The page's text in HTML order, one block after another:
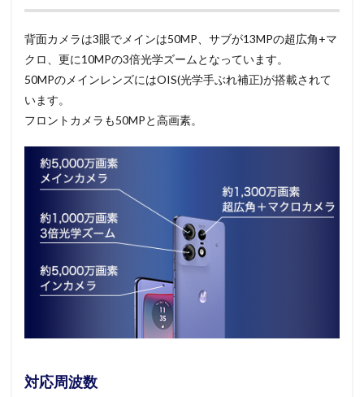
背面カメラは3眼でメインは50MP、サブが13MPの超広角+マ
クロ、更に10MPの3倍光学ズームとなっています。
50MPのメインレンズにはOIS(光学手ぶれ補正)が搭載されて
います。
フロントカメラも50MPと高画素。
対応周波数